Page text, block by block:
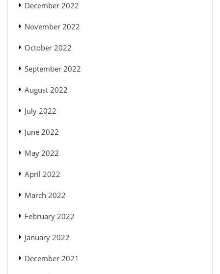
December 2022
November 2022
October 2022
September 2022
August 2022
July 2022
June 2022
May 2022
April 2022
March 2022
February 2022
January 2022
December 2021